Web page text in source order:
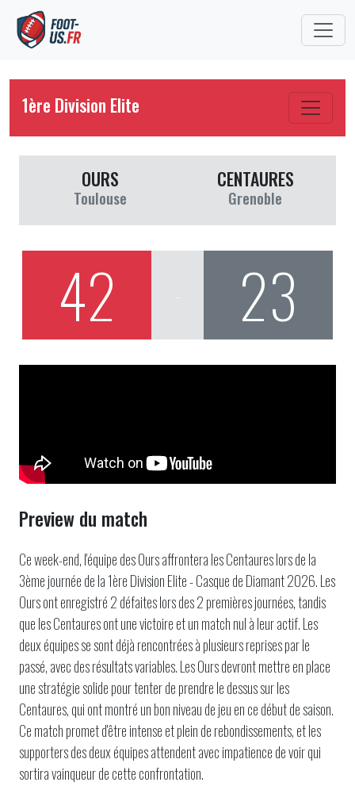
1ère Division Elite
OURS
Toulouse
CENTAURES
Grenoble
42 23
Preview du match
Ce week-end, l'équipe des Ours affrontera les Centaures lors de la
3ème journée de la 1ère Division Elite - Casque de Diamant 2026. Les
Ours ont enregistré 2 défaites lors des 2 premières journées, tandis
que les Centaures ont une victoire et un match nul à leur actif. Les
deux équipes se sont déjà rencontrées à plusieurs reprises par le
passé, avec des résultats variables. Les Ours devront mettre en place
une stratégie solide pour tenter de prendre le dessus sur les
Centaures, qui ont montré un bon niveau de jeu en ce début de saison.
Ce match promet d'être intense et plein de rebondissements, et les
supporters des deux équipes attendent avec impatience de voir qui
sortira vainqueur de cette confrontation.